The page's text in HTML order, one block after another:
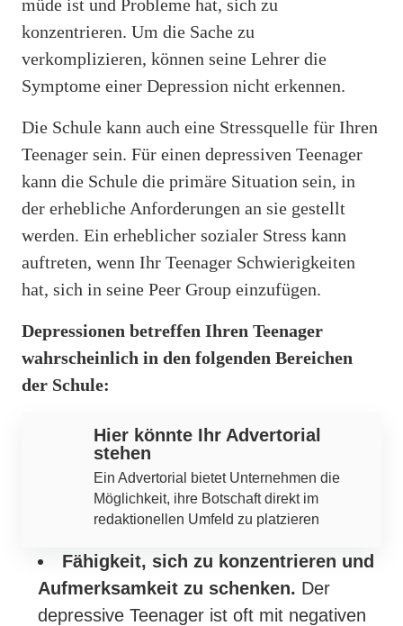
müde ist und Probleme hat, sich zu
konzentrieren. Um die Sache zu
verkomplizieren, können seine Lehrer die
Symptome einer Depression nicht erkennen.
Die Schule kann auch eine Stressquelle für Ihren
Teenager sein. Für einen depressiven Teenager
kann die Schule die primäre Situation sein, in
der erhebliche Anforderungen an sie gestellt
werden. Ein erheblicher sozialer Stress kann
auftreten, wenn Ihr Teenager Schwierigkeiten
hat, sich in seine Peer Group einzufügen.
Depressionen betreffen Ihren Teenager
wahrscheinlich in den folgenden Bereichen
der Schule:
Hier könnte Ihr Advertorial
stehen
Ein Advertorial bietet Unternehmen die
Möglichkeit, ihre Botschaft direkt im
redaktionellen Umfeld zu platzieren
Fähigkeit, sich zu konzentrieren und
Aufmerksamkeit zu schenken. Der
depressive Teenager ist oft mit negativen